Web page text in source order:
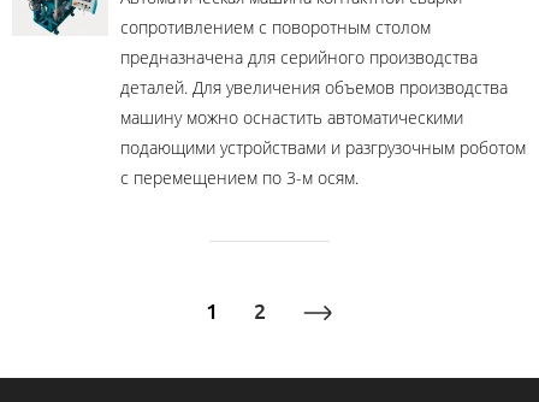
сопротивлением с поворотным столом
предназначена для серийного производства
деталей. Для увеличения объемов производства
машину можно оснастить автоматическими
подающими устройствами и разгрузочным роботом
с перемещением по 3-м осям.
1 2